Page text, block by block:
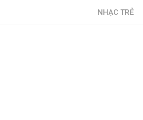
NHẠC TRẺ